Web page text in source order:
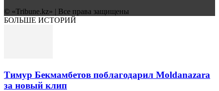
© «Tribune.kz» | Все права защищены
БОЛЬШЕ ИСТОРИЙ
Тимур Бекмамбетов поблагодарил Moldanazarа
за новый клип